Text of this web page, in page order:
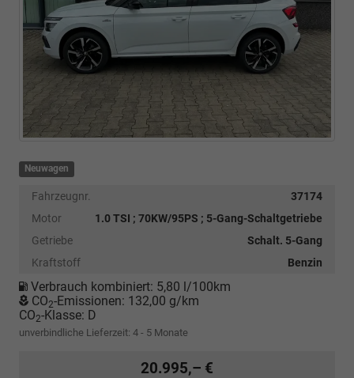
Neuwagen
Fahrzeugnr.
37174
Motor
1.0 TSI ; 70KW/95PS ; 5-Gang-Schaltgetriebe
Getriebe
Schalt. 5-Gang
Kraftstoff
Benzin
Verbrauch kombiniert: 5,80 l/100km
CO2-Emissionen: 132,00 g/km
CO2-Klasse: D
unverbindliche Lieferzeit: 4 - 5 Monate
20.995,– €